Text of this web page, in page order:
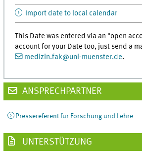
Import date to local calendar
This Date was entered via an "open
account for your Date too, just send a
medizin.fak@uni-muenster.de.
ANSPRECHPARTNER
Pressereferent für Forschung und Lehre
UNTERSTÜTZUNG